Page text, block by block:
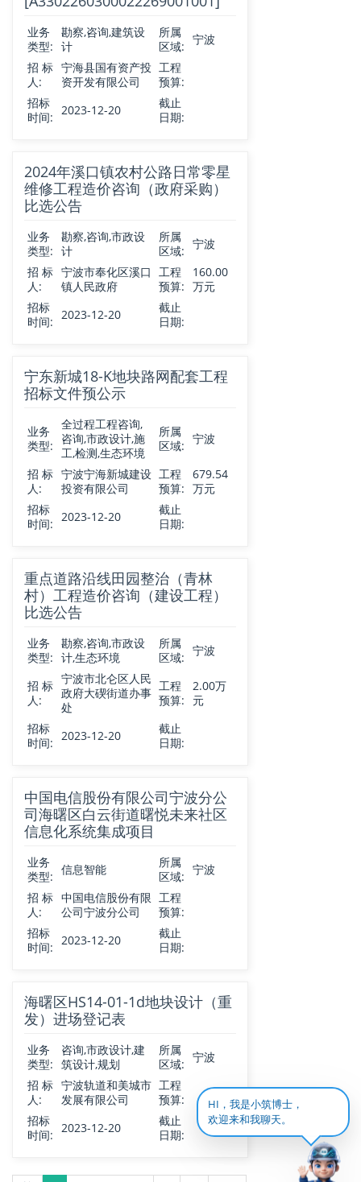
HI，我是小筑博士，
欢迎来和我聊天。
业务
类型:
勘察,咨询,建筑设
计
所属
区域: 宁波
招 标
人:
宁海县国有资产投
资开发有限公司
工程
预算:
招标
时间: 2023-12-20
截止
日期:
2024年溪口镇农村公路日常零星
维修工程造价咨询（政府采购）
比选公告
业务
类型:
勘察,咨询,市政设
计
所属
区域: 宁波
招 标
人:
宁波市奉化区溪口
镇人民政府
工程
预算:
160.00
万元
招标
时间: 2023-12-20
截止
日期:
宁东新城18-K地块路网配套工程
招标文件预公示
业务
类型:
全过程工程咨询,
咨询,市政设计,施
工,检测,生态环境
所属
区域: 宁波
招 标
人:
宁波宁海新城建设
投资有限公司
工程
预算:
679.54
万元
招标
时间: 2023-12-20
截止
日期:
重点道路沿线田园整治（青林
村）工程造价咨询（建设工程）
比选公告
业务
类型:
勘察,咨询,市政设
计,生态环境
所属
区域: 宁波
招 标
人:
宁波市北仑区人民
政府大碶街道办事
处
工程
预算:
2.00万
元
招标
时间: 2023-12-20
截止
日期:
中国电信股份有限公司宁波分公
司海曙区白云街道曙悦未来社区
信息化系统集成项目
业务
类型: 信息智能
所属
区域: 宁波
招 标
人:
中国电信股份有限
公司宁波分公司
工程
预算:
招标
时间: 2023-12-20
截止
日期:
海曙区HS14-01-1d地块设计（重
发）进场登记表
业务
类型:
咨询,市政设计,建
筑设计,规划
所属
区域: 宁波
招 标
人:
宁波轨道和美城市
发展有限公司
工程
预算:
招标
时间: 2023-12-20
截止
日期: